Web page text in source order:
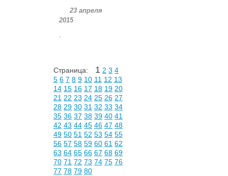
23 апреля
2015
.
Страница: 1 2 3 4
5 6 7 8 9 10 11 12 13
14 15 16 17 18 19 20
21 22 23 24 25 26 27
28 29 30 31 32 33 34
35 36 37 38 39 40 41
42 43 44 45 46 47 48
49 50 51 52 53 54 55
56 57 58 59 60 61 62
63 64 65 66 67 68 69
70 71 72 73 74 75 76
77 78 79 80